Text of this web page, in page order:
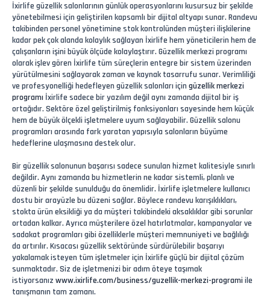
İxirlife güzellik salonlarının günlük operasyonlarını kusursuz bir şekilde
yönetebilmesi için geliştirilen kapsamlı bir dijital altyapı sunar. Randevu
takibinden personel yönetimine stok kontrolünden müşteri ilişkilerine
kadar pek çok alanda kolaylık sağlayan İxirlife hem yöneticilerin hem de
çalışanların işini büyük ölçüde kolaylaştırır. Güzellik merkezi programı
olarak işlev gören İxirlife tüm süreçlerin entegre bir sistem üzerinden
yürütülmesini sağlayarak zaman ve kaynak tasarrufu sunar. Verimliliği
ve profesyonelliği hedefleyen güzellik salonları için güzellik merkezi
programı İxirlife sadece bir yazılım değil aynı zamanda dijital bir iş
ortağıdır. Sektöre özel geliştirilmiş fonksiyonları sayesinde hem küçük
hem de büyük ölçekli işletmelere uyum sağlayabilir. Güzellik salonu
programları arasında fark yaratan yapısıyla salonların büyüme
hedeflerine ulaşmasına destek olur.
Bir güzellik salonunun başarısı sadece sunulan hizmet kalitesiyle sınırlı
değildir. Aynı zamanda bu hizmetlerin ne kadar sistemli, planlı ve
düzenli bir şekilde sunulduğu da önemlidir. İxirlife işletmelere kullanıcı
dostu bir arayüzle bu düzeni sağlar. Böylece randevu karışıklıkları,
stokta ürün eksikliği ya da müşteri takibindeki aksaklıklar gibi sorunlar
ortadan kalkar. Ayrıca müşterilere özel hatırlatmalar, kampanyalar ve
sadakat programları gibi özelliklerle müşteri memnuniyeti ve bağlılığı
da artırılır. Kısacası güzellik sektöründe sürdürülebilir başarıyı
yakalamak isteyen tüm işletmeler için İxirlife güçlü bir dijital çözüm
sunmaktadır. Siz de işletmenizi bir adım öteye taşımak
istiyorsanız www.ixirlife.com/business/guzellik-merkezi-programi ile
tanışmanın tam zamanı.